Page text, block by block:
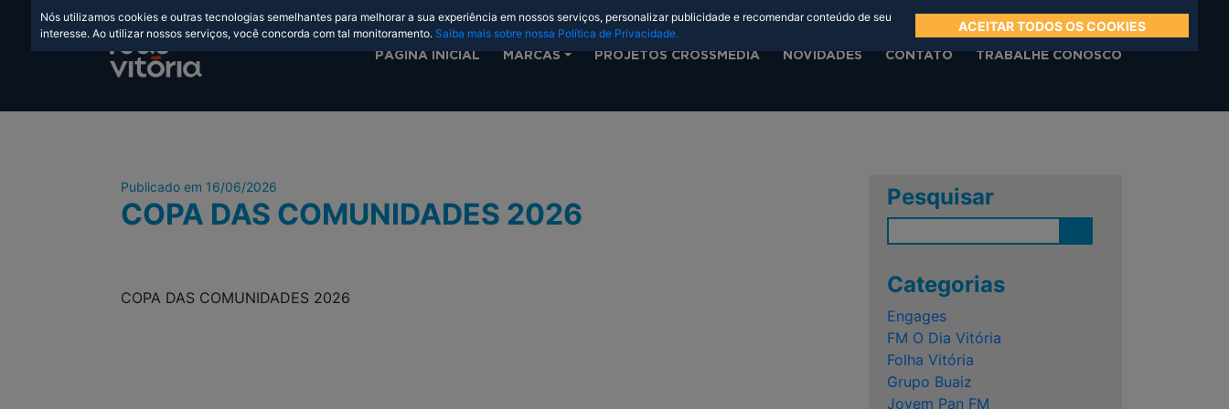
Nós utilizamos cookies e outras tecnologias semelhantes para melhorar a sua experiência em nossos serviços, personalizar publicidade e recomendar conteúdo de seu
interesse. Ao utilizar nossos serviços, você concorda com tal monitoramento. Saiba mais sobre nossa Política de Privacidade. ACEITAR TODOS OS COOKIES
PÁGINA INICIAL MARCAS PROJETOS CROSSMEDIA NOVIDADES CONTATO TRABALHE CONOSCO
Publicado em 16/06/2026
COPA DAS COMUNIDADES 2026
COPA DAS COMUNIDADES 2026
Pesquisar
Categorias
Engages
FM O Dia Vitória
Folha Vitória
Grupo Buaiz
Jovem Pan FM